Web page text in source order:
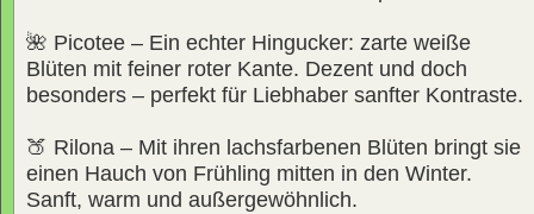
🌺 Picotee – Ein echter Hingucker: zarte weiße
Blüten mit feiner roter Kante. Dezent und doch
besonders – perfekt für Liebhaber sanfter Kontraste.
🍑 Rilona – Mit ihren lachsfarbenen Blüten bringt sie
einen Hauch von Frühling mitten in den Winter.
Sanft, warm und außergewöhnlich.